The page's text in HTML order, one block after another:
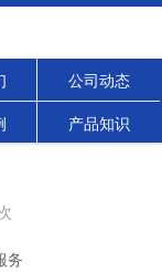
公司动态
产品知识
务